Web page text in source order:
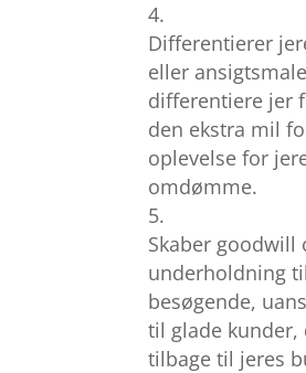
Differentierer
eller
differentiere jer
den ekstra mil
oplevelse for
omdømme.
Skaber goodwill
underholdning
besøgende,
til glade kunder,
tilbage til jeres